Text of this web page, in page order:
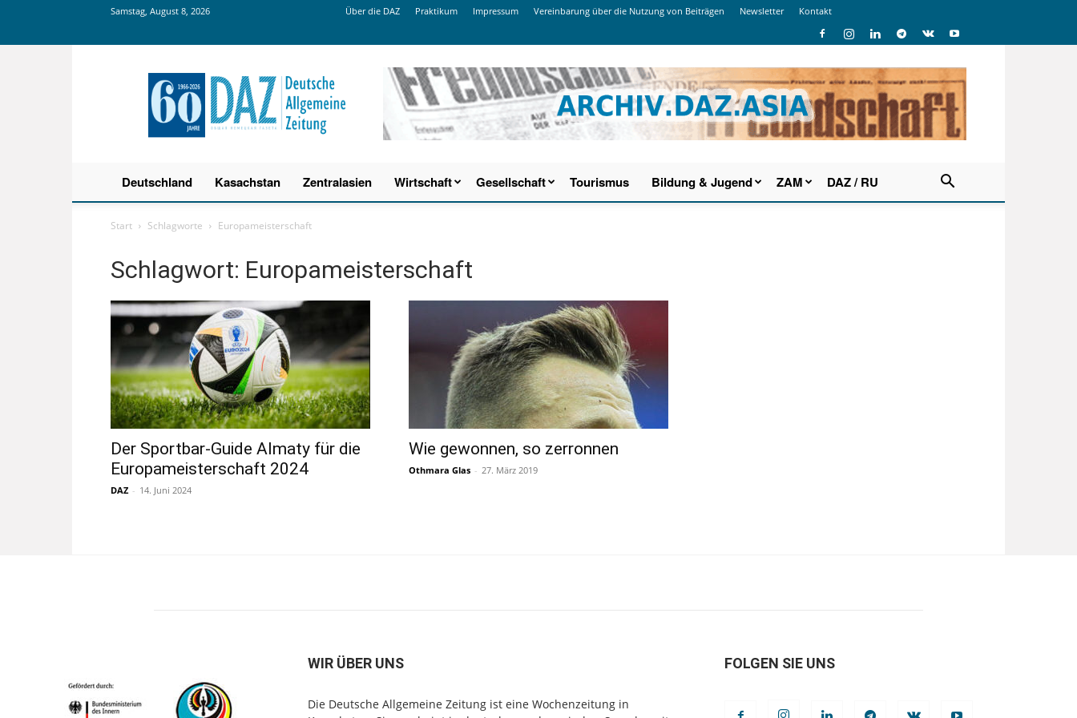
Samstag, August 8, 2026 Über die DAZ Praktikum Impressum Vereinbarung über die Nutzung von Beiträgen Newsletter Kontakt
Deutsche
Allgemeine
Zeitung
Deutschland Kasachstan Zentralasien Wirtschaft Gesellschaft Tourismus Bildung & Jugend ZAM DAZ / RU
Start Schlagworte Europameisterschaft
Schlagwort: Europameisterschaft
Der Sportbar-Guide Almaty für die
Europameisterschaft 2024
DAZ - 14. Juni 2024
Wie gewonnen, so zerronnen
Othmara Glas - 27. März 2019
WIR ÜBER UNS
Die Deutsche Allgemeine Zeitung ist eine Wochenzeitung in
FOLGEN SIE UNS